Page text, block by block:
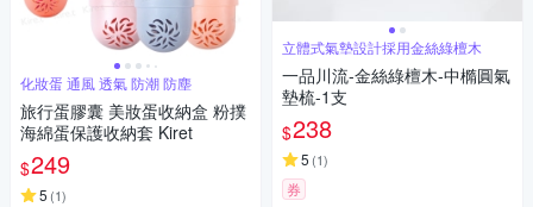
化妝蛋 通風 透氣 防潮 防塵
旅行蛋膠囊 美妝蛋收納盒 粉撲
海綿蛋保護收納套 Kiret
$249
5 (1)
立體式氣墊設計採用金絲綠檀木
一品川流-金絲綠檀木-中橢圓氣
墊梳-1支
$238
5 (1)
券